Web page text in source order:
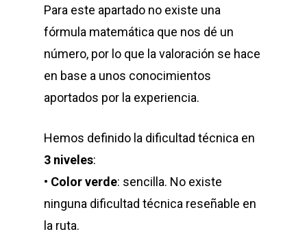
Para este apartado no existe una
fórmula matemática que nos dé un
número, por lo que la valoración se hace
en base a unos conocimientos
aportados por la experiencia.
Hemos definido la dificultad técnica en
3 niveles:
• Color verde: sencilla. No existe
ninguna dificultad técnica reseñable en
la ruta.